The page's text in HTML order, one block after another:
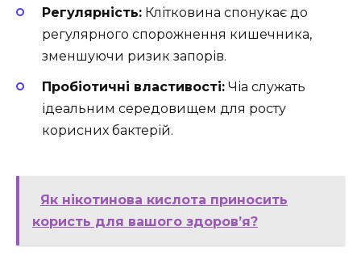
Регулярність: Клітковина спонукає до
регулярного спорожнення кишечника,
зменшуючи ризик запорів.
Пробіотичні властивості: Чіа служать
ідеальним середовищем для росту
корисних бактерій.
Як нікотинова кислота приносить
користь для вашого здоров’я?